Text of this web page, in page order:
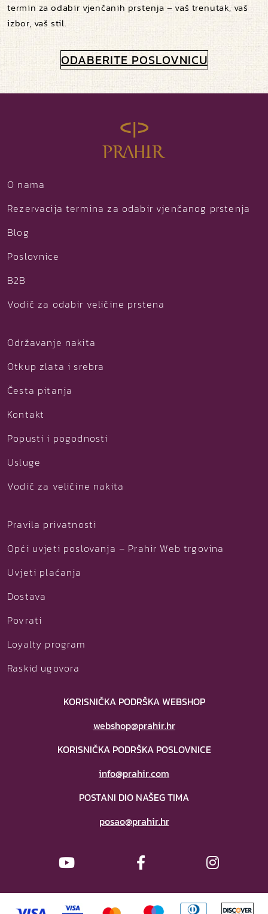
termin za odabir vjenčanih prstenja – vaš trenutak, vaš
izbor, vaš stil.
ODABERITE POSLOVNICU
O nama
Rezervacija termina za odabir vjenčanog prstenja
Blog
Poslovnice
B2B
Vodič za odabir veličine prstena
Održavanje nakita
Otkup zlata i srebra
Česta pitanja
Kontakt
Popusti i pogodnosti
Usluge
Vodič za veličine nakita
Pravila privatnosti
Opći uvjeti poslovanja – Prahir Web trgovina
Uvjeti plaćanja
Dostava
Povrati
Loyalty program
Raskid ugovora
KORISNIČKA PODRŠKA WEBSHOP
webshop@prahir.hr
KORISNIČKA PODRŠKA POSLOVNICE
info@prahir.com
POSTANI DIO NAŠEG TIMA
posao@prahir.hr